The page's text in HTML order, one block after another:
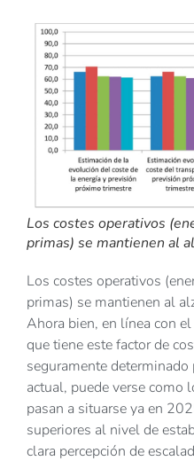
Los costes operativos
primas) se mantienen al
Los costes operativos
primas) se mantienen al
Ahora bien, en línea con
que tiene este factor de
seguramente
actual, puede verse como
pasan a situarse ya en
superiores al nivel de
clara percepción de